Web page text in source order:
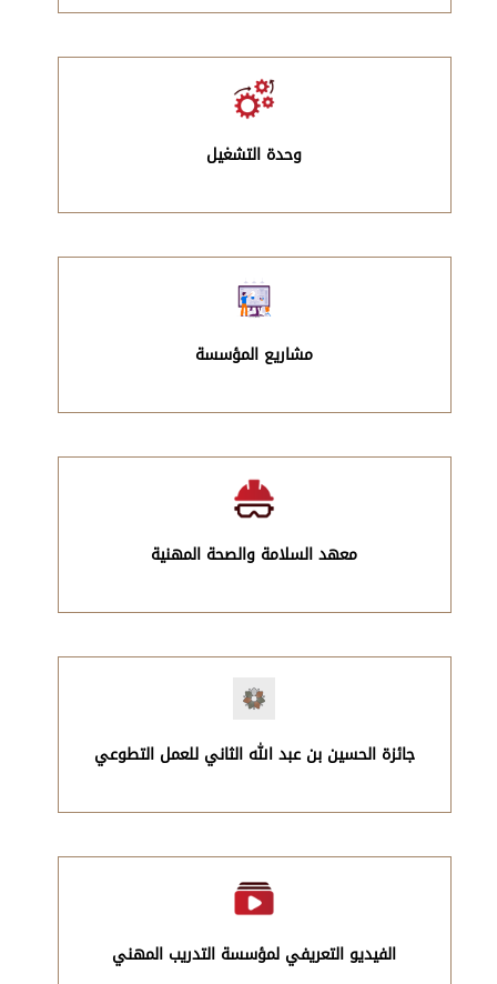
وحدة التشغيل
مشاريع المؤسسة
معهد السلامة والصحة المهنية
جائزة الحسين بن عبد الله الثاني للعمل التطوعي
الفيديو التعريفي لمؤسسة التدريب المهني